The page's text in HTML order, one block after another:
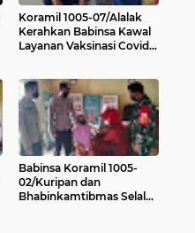
Koramil 1005-07/Alalak
Kerahkan Babinsa Kawal
Layanan Vaksinasi Covid-
Babinsa Koramil 1005-
02/Kuripan dan
Bhabinkamtibmas Selalu